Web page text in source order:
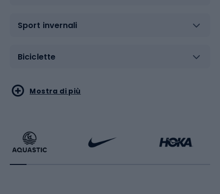
Sport invernali
Biciclette
Sport acquatici
Bikepacking
Sport di arti marziali
Sport con le racchette
Mostra di più